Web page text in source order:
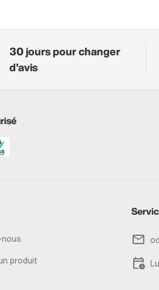
30 jours pour changer
d'avis
produit